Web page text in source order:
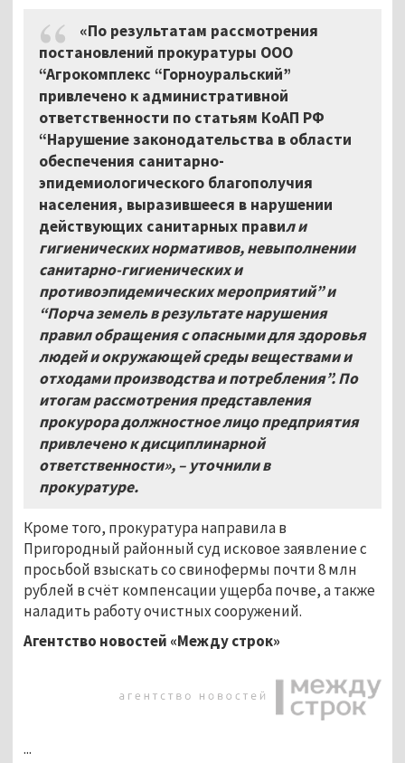
«По результатам рассмотрения
постановлений прокуратуры ООО
“Агрокомплекс “Горноуральский”
привлечено к административной
ответственности по статьям КоАП РФ
“Hарушение законодательства в области
обеспечения санитарно-
эпидемиологического благополучия
населения, выразившееся в нарушении
действующих санитарных правил и
гигиенических нормативов, невыполнении
санитарно-гигиенических и
противоэпидемических мероприятий” и
“Порча земель в результате нарушения
правил обращения с опасными для здоровья
людей и окружающей среды веществами и
отходами производства и потребления”. По
итогам рассмотрения представления
прокурора должностное лицо предприятия
привлечено к дисциплинарной
ответственности», –уточнили в
прокуратуре.
Кроме того, прокуратура направила в
Пригородный районный суд исковое заявление с
просьбой взыскать со свинофермы почти 8 млн
рублей в счёт компенсации ущерба почве, а также
наладить работу очистных сооружений.
Агентство новостей «Между строк»
...